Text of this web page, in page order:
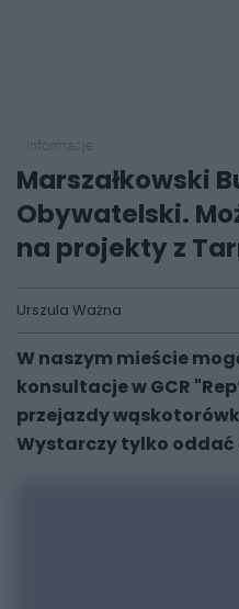
Marszałkowski
Obywatelski.
na projekty z
Urszula Ważna
W naszym mieście
konsultacje w GCR
przejazdy
Wystarczy tylko oddać